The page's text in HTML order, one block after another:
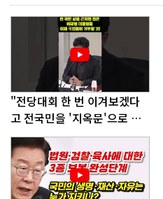
"전당대회 한 번 이겨보겠다
고 전국민을 '지옥문'으로 밀
어!"